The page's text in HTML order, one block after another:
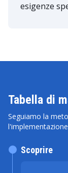
esigenze
Tabella di
Seguiamo la
Scoprire